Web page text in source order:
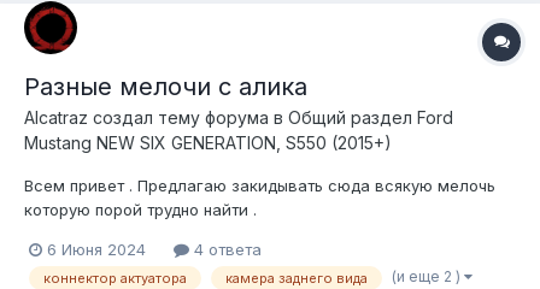
Разные мелочи с алика
Alcatraz создал тему форума в Общий раздел Ford
Mustang NEW SIX GENERATION, S550 (2015+)
Всем привет . Предлагаю закидывать сюда всякую мелочь
которую порой трудно найти .
6 Июня 2024 4 ответа
коннектор актуатора камера заднего вида (и еще 2 )